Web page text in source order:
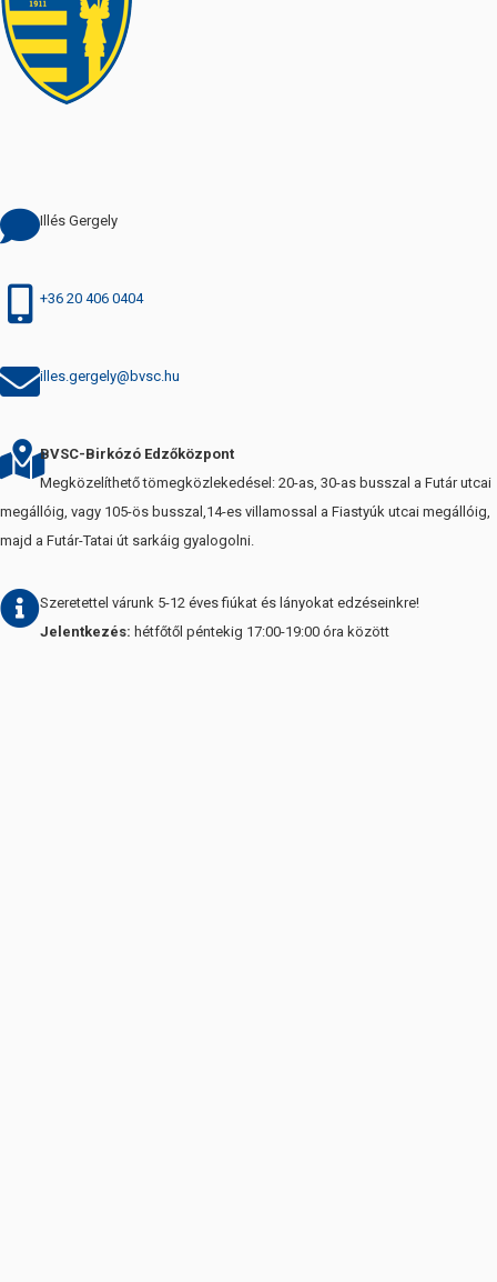
Illés Gergely
+36 20 406 0404
illes.gergely@bvsc.hu
BVSC-Birkózó Edzőközpont
Megközelíthető tömegközlekedésel: 20-as, 30-as busszal a Futár utcai
megállóig, vagy 105-ös busszal,14-es villamossal a Fiastyúk utcai megállóig,
majd a Futár-Tatai út sarkáig gyalogolni.
Szeretettel várunk 5-12 éves fiúkat és lányokat edzéseinkre!
Jelentkezés: hétfőtől péntekig 17:00-19:00 óra között